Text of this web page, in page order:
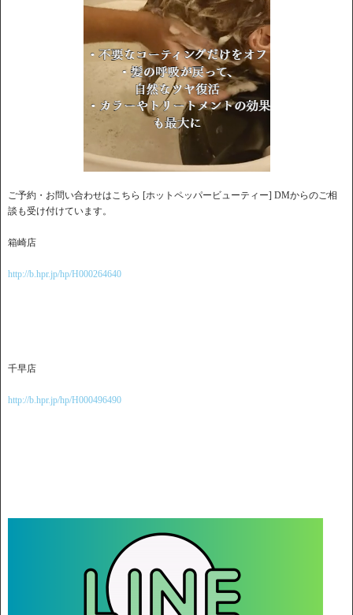
ご予約・お問い合わせはこちら [ホットペッパービューティー] DMからのご相
談も受け付けています。
箱崎店
http://b.hpr.jp/hp/H000264640
千早店
http://b.hpr.jp/hp/H000496490